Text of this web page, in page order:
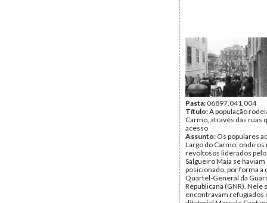
Pasta:06897.041.004
Título:A população
Carmo, através das ruas
acesso
Assunto: Os populares
Largo do Carmo, onde
revoltosos liderados pelo
Salgueiro Maia se haviam
posicionado, por forma a
Quartel-General da
Republicana (GNR). Nele
encontravam refugiados